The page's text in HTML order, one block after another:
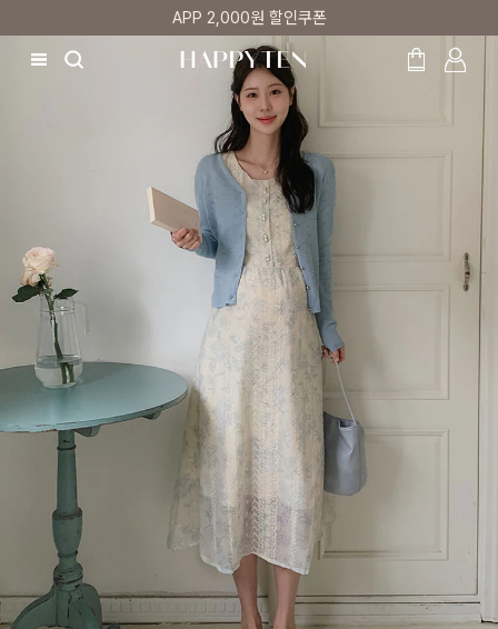
APP 2,000원 할인쿠폰